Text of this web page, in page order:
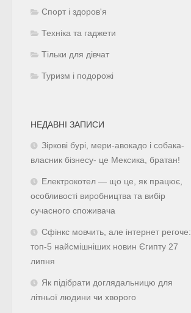
Спорт і здоров'я
Техніка та гаджети
Тільки для дівчат
Туризм і подорожі
НЕДАВНІ ЗАПИСИ
Зіркові бурі, мери-авокадо і собака-
власник бізнесу- це Мексика, братан!
Електрокотел — що це, як працює,
особливості виробництва та вибір
сучасного споживача
Сфінкс мовчить, але інтернет регоче:
топ-5 найсмішніших новин Єгипту 27
липня
Як підібрати доглядальницю для
літньої людини чи хворого